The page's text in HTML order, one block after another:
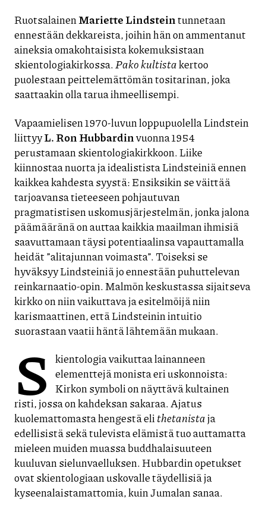
RuotsalainenMariette Lindsteintunnetaan
ennestään dekkareista, joihin hän on ammentanut
aineksia omakohtaisista kokemuksistaan
skientologiakirkossa.Pako kultistakertoo
puolestaan peittelemättömän tositarinan, joka
saattaakin olla tarua ihmeellisempi.
Vapaamielisen 1970-luvun loppupuolella Lindstein
liittyyL. Ron Hubbardinvuonna 1954
perustamaan skientologiakirkkoon. Liike
kiinnostaa nuorta ja idealistista Lindsteiniä ennen
kaikkea kahdesta syystä: Ensiksikin se väittää
tarjoavansa tieteeseen pohjautuvan
pragmatistisen uskomusjärjestelmän, jonka jalona
päämääränä on auttaa kaikkia maailman ihmisiä
saavuttamaan täysi potentiaalinsa vapauttamalla
heidät ”alitajunnan voimasta”. Toiseksi se
hyväksyy Lindsteiniä jo ennestään puhuttelevan
reinkarnaatio-opin. Malmön keskustassa sijaitseva
kirkko on niin vaikuttava ja esitelmöijä niin
karismaattinen, että Lindsteinin intuitio
suorastaan vaatii häntä lähtemään mukaan.
S kientologia vaikuttaa lainanneen
elementtejä monista eri uskonnoista:
Kirkon symboli on näyttävä kultainen
risti, jossa on kahdeksan sakaraa. Ajatus
kuolemattomasta hengestä elithetanistaja
edellisistä sekä tulevista elämistä tuo auttamatta
mieleen muiden muassa buddhalaisuuteen
kuuluvan sielunvaelluksen. Hubbardin opetukset
ovat skientologiaan uskovalle täydellisiä ja
kyseenalaistamattomia, kuin Jumalan sanaa.